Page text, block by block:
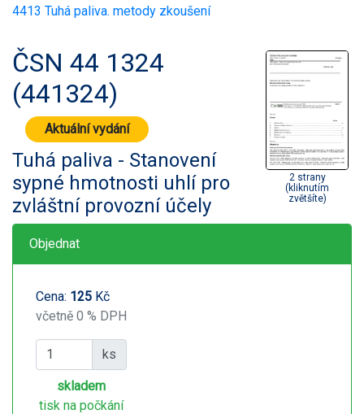
4413 Tuhá paliva. metody zkoušení
ČSN 44 1324
(441324)
Aktuální vydání
Tuhá paliva - Stanovení
sypné hmotnosti uhlí pro
zvláštní provozní účely
2 strany
(kliknutím
zvětšíte)
Objednat
Cena: 125 Kč
včetně 0 % DPH
ks
skladem
tisk na počkání